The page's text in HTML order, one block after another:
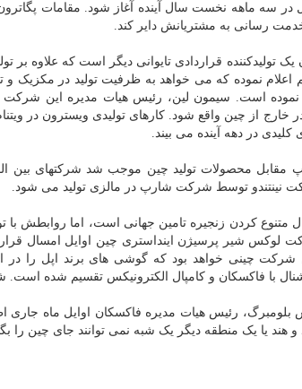
در سه ماهه نخست سال آینده آغاز شود. مقامات
رسانی به مشتریانش دایر کند.
تولیدکننده قراردادی تایوانی دیگر است که علاوه بر
اعلام نموده که می خواهد به ظرفیت تولید در مکزیک
نموده است. سیمون لین، رئیس هیات مدیره این شرکت
در خارج از چین واقع شود. کارهای تولیدی ویسترون در
در دهه آینده می بیند.
مقابل محصولات تولید چین موجب شد شرکتهای بین
نینتندو توسط شرکت شارپ در مالزی تولید می شود.
متنوع کردن زنجیره تامین جهانی است، اما روابطش با
لوکس شیر پرسیژن اینداستری چین اوایل امسال
با فاکسکان و کامپال الکترونیکس تقسیم شده
و هند یا یک منطقه دیگر یک شبه نمی توانند جای چین را